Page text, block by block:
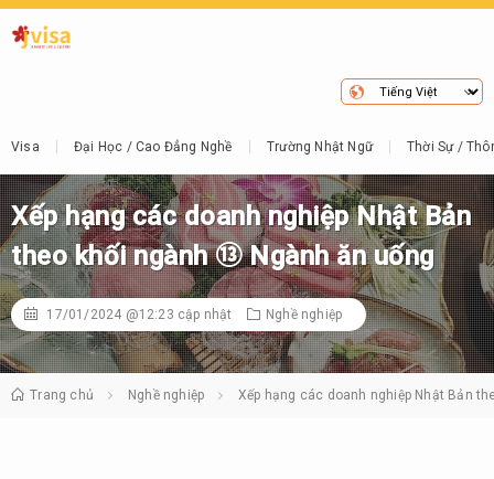
Visa Đại Học / Cao Đẳng Nghề Trường Nhật Ngữ Thời Sự /
Xếp hạng các doanh nghiệp Nhật Bản
theo khối ngành ⑬ Ngành ăn uống
17/01/2024 @12:23 cập nhật Nghề nghiệp
Trang chủ Nghề nghiệp Xếp hạng các doanh nghiệp Nhật Bản